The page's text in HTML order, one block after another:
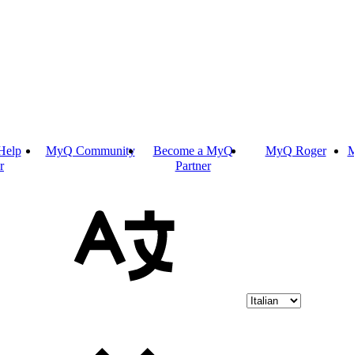
MyQ Community
Become a MyQ
Partner
MyQ Roger